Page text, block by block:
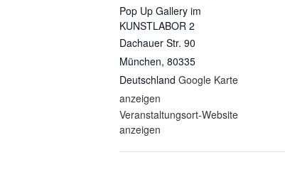
Pop Up Gallery im
KUNSTLABOR 2
Dachauer Str. 90
München, 80335
Deutschland Google Karte
anzeigen
Veranstaltungsort-Website
anzeigen